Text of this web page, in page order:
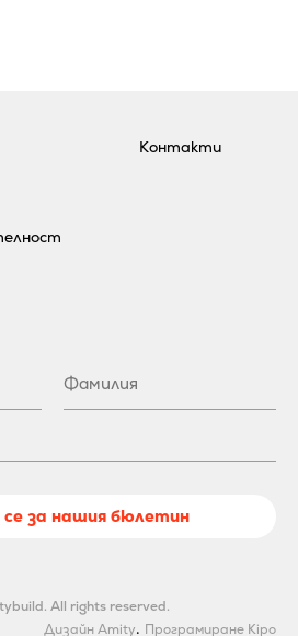
Контакти
за нашия бюлетин
All rights reserved.
Дизайн Amity. Програмиране Kipo